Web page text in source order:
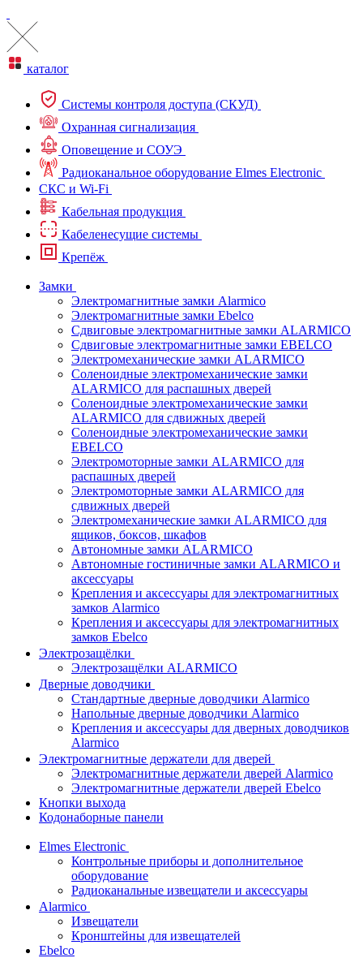
каталог
Системы контроля доступа (СКУД)
Охранная сигнализация
Оповещение и СОУЭ
Радиоканальное оборудование Elmes Electronic
СКС и Wi-Fi
Кабельная продукция
Кабеленесущие системы
Крепёж
Замки
Электромагнитные замки Alarmico
Электромагнитные замки Ebelco
Сдвиговые электромагнитные замки ALARMICO
Сдвиговые электромагнитные замки EBELCO
Электромеханические замки ALARMICO
Соленоидные электромеханические замки
ALARMICO для распашных дверей
Соленоидные электромеханические замки
ALARMICO для сдвижных дверей
Соленоидные электромеханические замки
EBELCO
Электромоторные замки ALARMICO для
распашных дверей
Электромоторные замки ALARMICO для
сдвижных дверей
Электромеханические замки ALARMICO для
ящиков, боксов, шкафов
Автономные замки ALARMICO
Автономные гостиничные замки ALARMICO и
аксессуары
Крепления и аксессуары для электромагнитных
замков Alarmico
Крепления и аксессуары для электромагнитных
замков Ebelco
Электрозащёлки
Электрозащёлки ALARMICO
Дверные доводчики
Стандартные дверные доводчики Alarmico
Напольные дверные доводчики Alarmico
Крепления и аксессуары для дверных доводчиков
Alarmico
Электромагнитные держатели для дверей
Электромагнитные держатели дверей Alarmico
Электромагнитные держатели дверей Ebelco
Кнопки выхода
Кодонаборные панели
Elmes Electronic
Контрольные приборы и дополнительное
оборудование
Радиоканальные извещатели и аксессуары
Alarmico
Извещатели
Кронштейны для извещателей
Ebelco